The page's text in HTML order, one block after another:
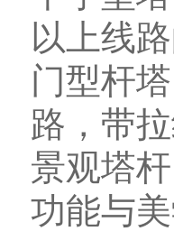
以上线
门型杆
路，带
景观塔
功能与美